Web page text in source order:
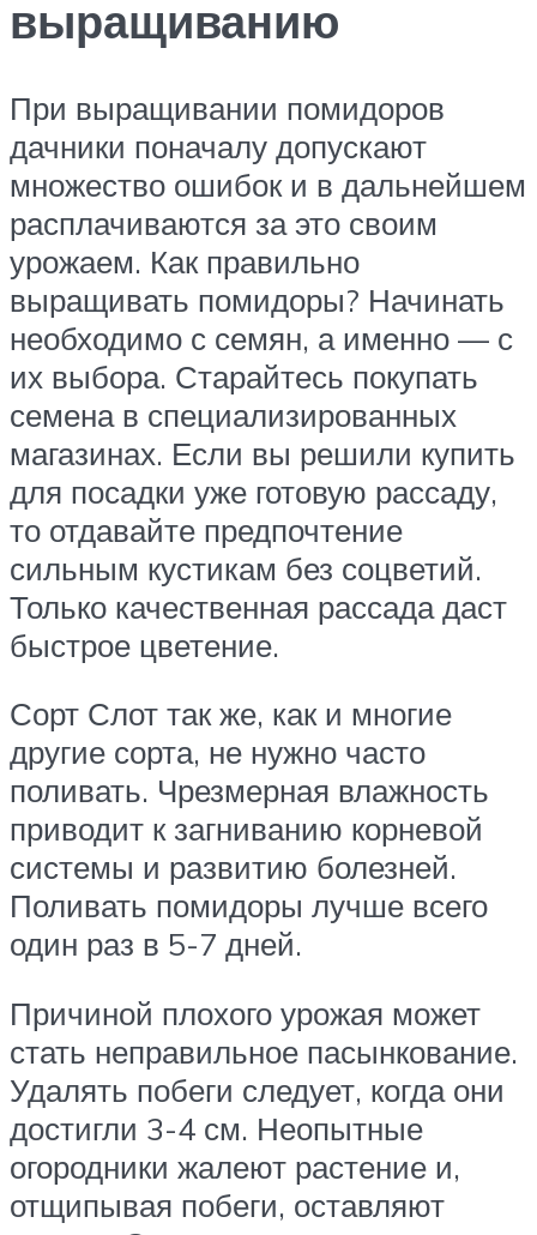
выращиванию
При выращивании помидоров
дачники поначалу допускают
множество ошибок и в дальнейшем
расплачиваются за это своим
урожаем. Как правильно
выращивать помидоры? Начинать
необходимо с семян, а именно — с
их выбора. Старайтесь покупать
семена в специализированных
магазинах. Если вы решили купить
для посадки уже готовую рассаду,
то отдавайте предпочтение
сильным кустикам без соцветий.
Только качественная рассада даст
быстрое цветение.
Сорт Слот так же, как и многие
другие сорта, не нужно часто
поливать. Чрезмерная влажность
приводит к загниванию корневой
системы и развитию болезней.
Поливать помидоры лучше всего
один раз в 5-7 дней.
Причиной плохого урожая может
стать неправильное пасынкование.
Удалять побеги следует, когда они
достигли 3-4 см. Неопытные
огородники жалеют растение и,
отщипывая побеги, оставляют